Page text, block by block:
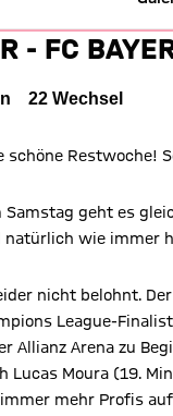
- FC
22 Wechsel
Restwoche!
geht es
wie immer
nicht belohnt.
League-
Allianz Arena zu
Lucas Moura (19.
mehr Profis